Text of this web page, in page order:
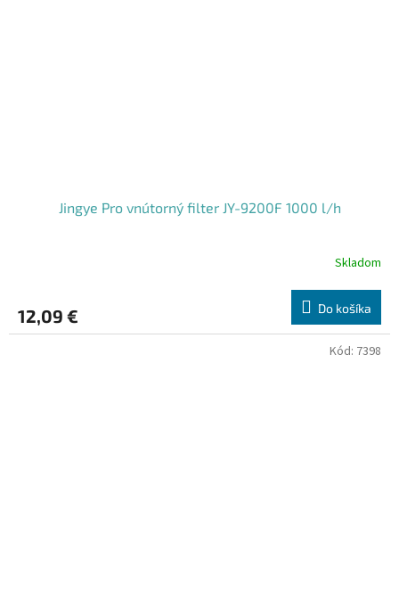
Jingye Pro vnútorný filter JY-9200F 1000 l/h
Skladom
12,09 € Do košíka
Kód: 7398